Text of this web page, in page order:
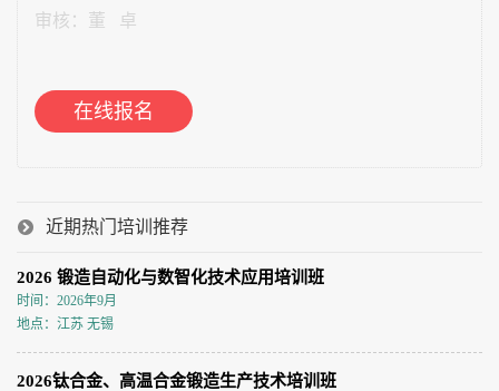
审核：董 卓
在线报名
近期热门培训推荐
2026 锻造自动化与数智化技术应用培训班
时间：2026年9月
地点：江苏 无锡
2026钛合金、高温合金锻造生产技术培训班